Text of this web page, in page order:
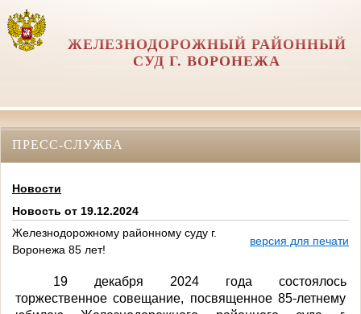
ЖЕЛЕЗНОДОРОЖНЫЙ РАЙОННЫЙ
СУД Г. ВОРОНЕЖА
ПРЕСС-СЛУЖБА
Новости
Новость от 19.12.2024
Железнодорожному районному суду г.
Воронежа 85 лет!
версия для печати
19 декабря 2024 года состоялось
торжественное совещание, посвященное 85-летнему